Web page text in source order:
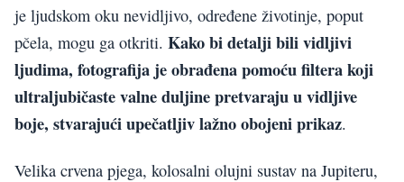
je ljudskom oku nevidljivo, određene životinje, poput
pčela, mogu ga otkriti. Kako bi detalji bili vidljivi
ljudima, fotografija je obrađena pomoću filtera koji
ultraljubičaste valne duljine pretvaraju u vidljive
boje, stvarajući upečatljiv lažno obojeni prikaz.
Velika crvena pjega, kolosalni olujni sustav na Jupiteru,